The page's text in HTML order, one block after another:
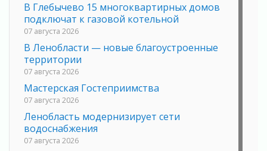
В Глебычево 15 многоквартирных домов
подключат к газовой котельной
07 августа 2026
В Ленобласти — новые благоустроенные
территории
07 августа 2026
Мастерская Гостеприимства
07 августа 2026
Ленобласть модернизирует сети
водоснабжения
07 августа 2026